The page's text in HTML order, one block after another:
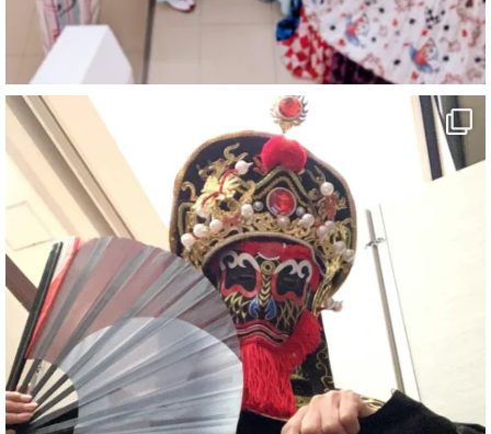
#マイントピア別子
#泉寿亭
#有形文化財
#四国
#愛媛観光
#旅行
#旅行動画
#一人旅
#観光スポット
#Travel
#ehime
#旅行好きと繋がりたい
7 X
さらに読み込む